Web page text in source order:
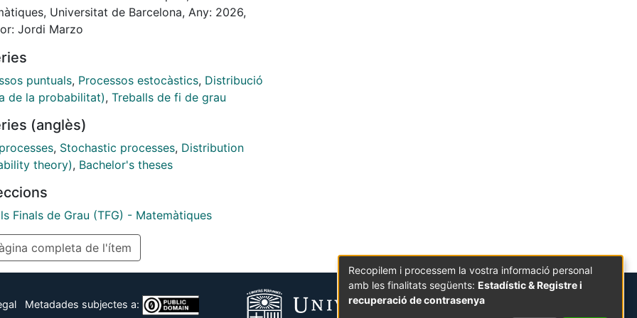
la teoria de la mesura, es contrasten els
de referència basats en la independència, com el
L’estudi aprofundeix en els Processos
Determinantals (DPPs), demostrant que la seva
de correlació negativa els permet complir la
Finalment, es presenten diversos
i una visualització realitzada amb el programari
(Wolfram Mathematica) que il.lustra la transició
i ordre global propi dels nuclis del Sinus i de
Universitat de Barcelona, Any: 2026,
Jordi Marzo
puntuals, Processos estocàstics, Distribució
de la probabilitat), Treballs de fi de grau
(anglès)
, Stochastic processes, Distribution
theory), Bachelor's theses
Finals de Grau (TFG) - Matemàtiques
completa de l'ítem
Metadades subjectes a:
Recopilem i processem la vostra informació personal
amb les finalitats següents: Estadístic & Registre i
recuperació de contrasenya